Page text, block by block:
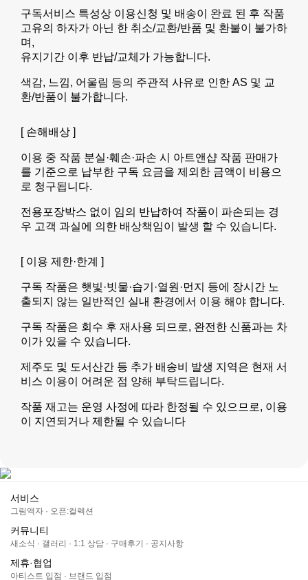
구독서비스 특성상 이용신청 및 배송이 완료 된 후 작품
고유의 하자가 아닌 한 취소/교환/반품 및 환불이 불가하
며,
유지기간 이후 반납/교체가 가능합니다.
색감, 느낌, 어울림 등의 주관적 사유로 인한 AS 및 교
환/반품이 불가합니다.
[ 손해배상 ]
이용 중 작품 분실·훼손·파손 시 아트앤샵 작품 판매가
를 기준으로 납부한 구독 요금을 제외한 금액이 비용으
로 청구됩니다.
전용포장박스 없이 임의 반납하여 작품이 파손되는 경
우 고객 과실에 의한 배상책임이 발생 할 수 있습니다.
[ 이용 제한·한계 ]
구독 작품은 햇빛·빗물·습기·열원·먼지 등에 장시간 노
출되지 않는 일반적인 실내 환경에서 이용 해야 합니다.
구독 작품은 회수 후 재사용 되므로, 완전한 신품과는 차
이가 있을 수 있습니다.
제주도 및 도서산간 등 추가 배송비 발생 지역은 현재 서
비스 이용이 어려운 점 양해 부탁드립니다.
작품 재고는 운영 사정에 따라 한정될 수 있으므로, 이용
이 지연되거나 제한될 수 있습니다
서비스
그림액자 · 오픈:컬렉션
커뮤니티
새소식 · 갤러리 · 1:1 상담 · 구매후기 · 공지사항
제휴·협업
아티스트 입점 · 브랜드 입점